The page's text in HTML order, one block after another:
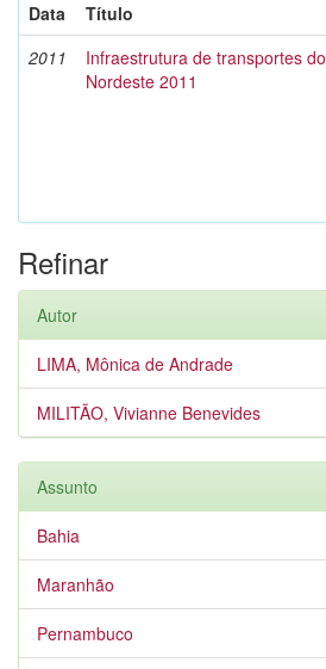
Data
Título
2011
Infraestrutura de transportes do
Nordeste 2011
Refinar
Autor
LIMA, Mônica de Andrade
MILITÃO, Vivianne Benevides
Assunto
Bahia
Maranhão
Pernambuco